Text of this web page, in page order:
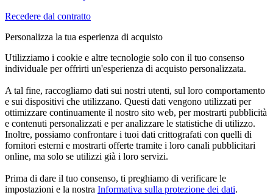
Recedere dal contratto
Personalizza la tua esperienza di acquisto
Utilizziamo i cookie e altre tecnologie solo con il tuo consenso
individuale per offrirti un'esperienza di acquisto personalizzata.
A tal fine, raccogliamo dati sui nostri utenti, sul loro comportamento
e sui dispositivi che utilizzano. Questi dati vengono utilizzati per
ottimizzare continuamente il nostro sito web, per mostrarti pubblicità
e contenuti personalizzati e per analizzare le statistiche di utilizzo.
Inoltre, possiamo confrontare i tuoi dati crittografati con quelli di
fornitori esterni e mostrarti offerte tramite i loro canali pubblicitari
online, ma solo se utilizzi già i loro servizi.
Prima di dare il tuo consenso, ti preghiamo di verificare le
impostazioni e la nostra Informativa sulla protezione dei dati.